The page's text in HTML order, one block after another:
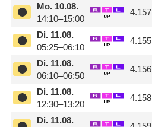
Mo.10.08.
14:10–15:00
4.157
Di.11.08.
05:25–06:10
4.155
Di.11.08.
06:10–06:50
4.156
Di.11.08.
12:30–13:20
4.158
Di.11.08.